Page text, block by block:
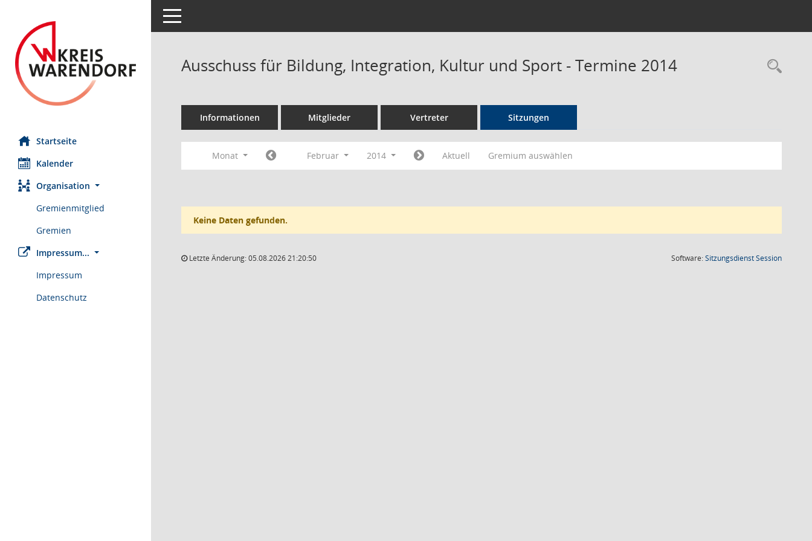
Startseite
Kalender
Organisation
Gremienmitglied
Gremien
Impressum...
Impressum
Datenschutz
Toggle navigation
Ausschuss für Bildung, Integration, Kultur und Sport - Termine 2014
Informationen Mitglieder Vertreter Sitzungen
Monat Februar 2014 Aktuell Gremium auswählen
Keine Daten gefunden.
Letzte Änderung: 05.08.2026 21:20:50 Software:SitzungsdienstSession(Wird in